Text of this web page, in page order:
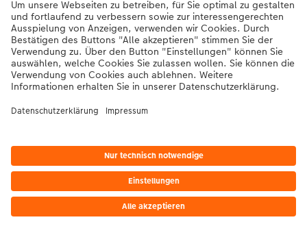
Bei Fragen zu Produkten oder der Bestellung können Sie uns gerne von
Montag bis Samstag von 8:00 – 20:00 Uhr und Sonntag von 10:00 –
20:00 Uhr (gesetzliche Feiertage ausgenommen) unter der
Telefonnummer043 5500 564kontaktieren.
DE |FR|IT
*Die Preise gelten inkl. MWST zzgl. Versandkosten gem.
Produkt hat ggfs. einen höheren Preis.
Datenschutz|Impressum